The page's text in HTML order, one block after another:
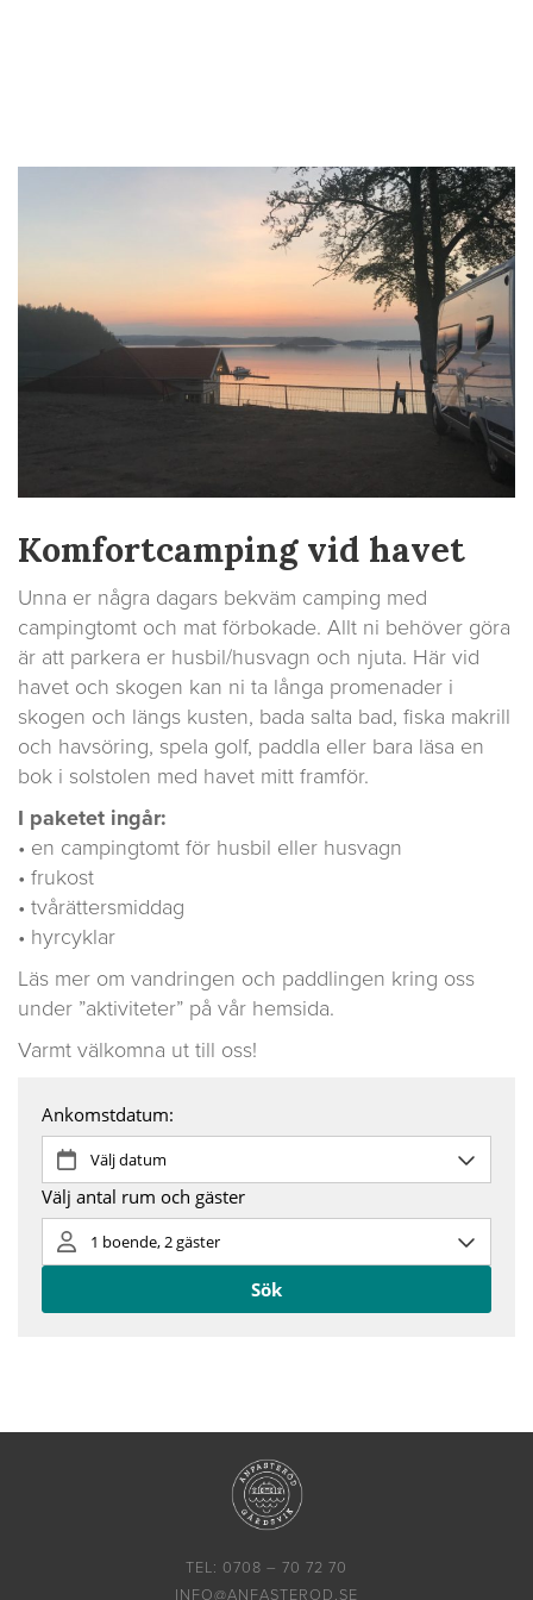
Komfortcamping vid havet
Unna er några dagars bekväm camping med
campingtomt och mat förbokade. Allt ni behöver göra
är att parkera er husbil/husvagn och njuta. Här vid
havet och skogen kan ni ta långa promenader i
skogen och längs kusten, bada salta bad, fiska makrill
och havsöring, spela golf, paddla eller bara läsa en
bok i solstolen med havet mitt framför.
I paketet ingår:
• en campingtomt för husbil eller husvagn
• frukost
• tvårättersmiddag
• hyrcyklar
Läs mer om vandringen och paddlingen kring oss
under ”aktiviteter” på vår hemsida.
Varmt välkomna ut till oss!
TEL: 0708 – 70 72 70
INFO@ANFASTEROD.SE